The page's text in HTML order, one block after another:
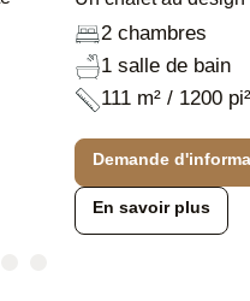
2 chambres
1 salle de bain
111 m² / 1200 pi²
Demande
En savoir plus